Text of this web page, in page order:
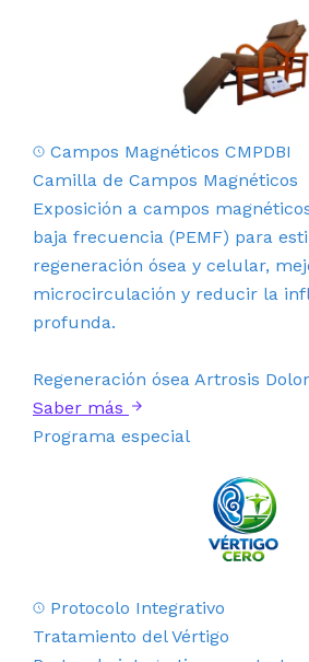
Campos Magnéticos CMPDBI
Camilla de Campos Magnéticos
Exposición a campos
baja frecuencia (PEMF) para
regeneración ósea y celular,
microcirculación y reducir la
profunda.
Regeneración ósea Artrosis
Saber más
Programa especial
Protocolo Integrativo
Tratamiento del Vértigo